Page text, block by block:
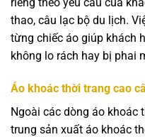
thao, câu lạc bộ du lịch.
từng chiếc áo giúp khách
không lo rách hay bị phai
Áo khoác thời trang cao
Ngoài các dòng áo khoác
trung sản xuất áo khoác